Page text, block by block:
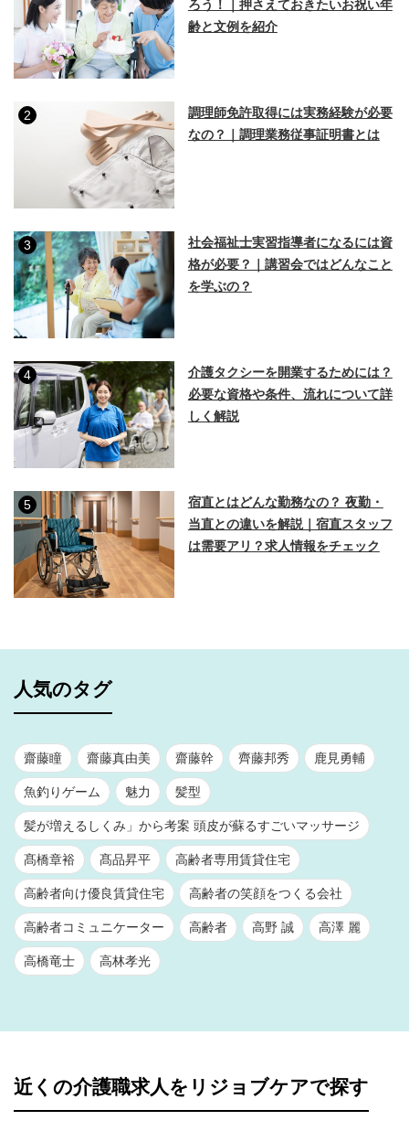
ろう！｜押さえておきたいお祝い年
齢と文例を紹介
2
調理師免許取得には実務経験が必要
なの？｜調理業務従事証明書とは
3
社会福祉士実習指導者になるには資
格が必要？｜講習会ではどんなこと
を学ぶの？
4
介護タクシーを開業するためには？
必要な資格や条件、流れについて詳
しく解説
5
宿直とはどんな勤務なの？ 夜勤・
当直との違いを解説｜宿直スタッフ
は需要アリ？求人情報をチェック
人気のタグ
齋藤瞳 齋藤真由美 齋藤幹 齊藤邦秀 鹿見勇輔
魚釣りゲーム 魅力 髪型
髪が増えるしくみ」から考案 頭皮が蘇るすごいマッサージ
髙橋章裕 髙品昇平 高齢者専用賃貸住宅
高齢者向け優良賃貸住宅 高齢者の笑顔をつくる会社
高齢者コミュニケーター 高齢者 高野 誠 高澤 麗
高橋竜士 高林孝光
近くの介護職求人をリジョブケアで探す